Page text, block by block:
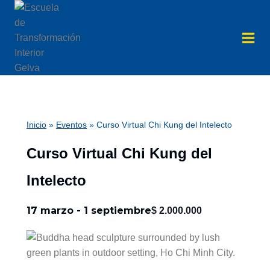
Saltar
contenido
Inicio » Eventos » Curso Virtual Chi Kung del Intelecto
Curso Virtual Chi Kung del
Intelecto
17 marzo - 1 septiembre$ 2.000.000